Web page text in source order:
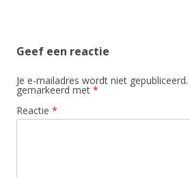
Geef een reactie
Je e-mailadres wordt niet gepubliceerd.
gemarkeerd met *
Reactie *